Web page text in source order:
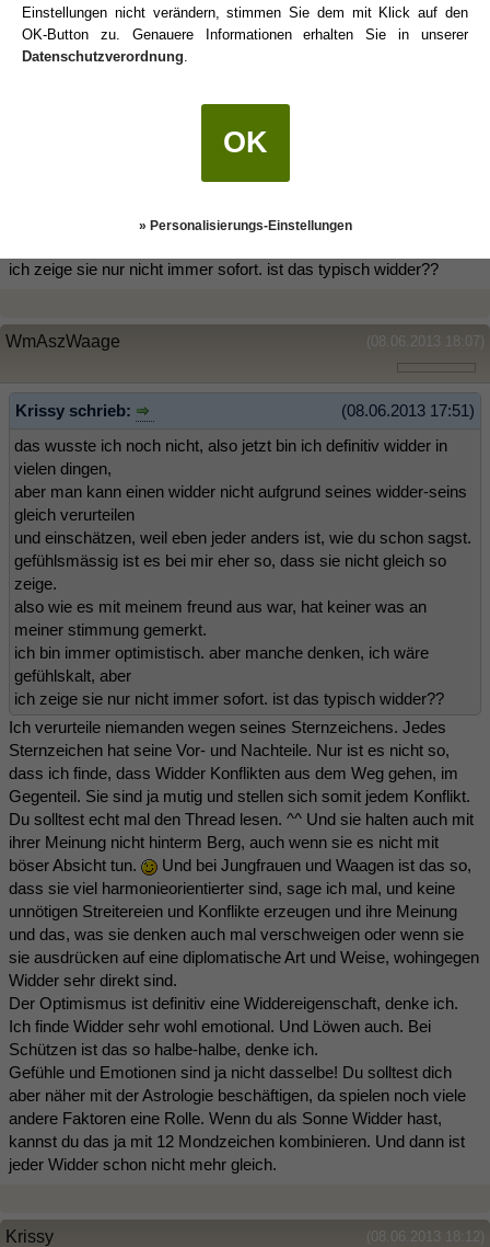
das wusste ich noch nicht, also jetzt bin ich definitiv widder in
vielen dingen,
aber man kann einen widder nicht aufgrund seines widder-seins
und einschätzen, weil eben jeder anders ist, wie du schon sagst.
gefühlsmässig ist es bei mir eher so, dass sie nicht gleich so
also wie es mit meinem freund aus war, hat keiner was an meiner
ich bin immer optimistisch. aber manche denken, ich wäre
ich zeige sie nur nicht immer sofort. ist das typisch widder??
(08.06.2013 18:07)
WmAszWaage
(08.06.2013 17:51)
Krissy schrieb:
das wusste ich noch nicht, also jetzt bin ich definitiv widder in
vielen dingen,
aber man kann einen widder nicht aufgrund seines widder-seins
gleich verurteilen
und einschätzen, weil eben jeder anders ist, wie du schon sagst.
gefühlsmässig ist es bei mir eher so, dass sie nicht gleich so
zeige.
also wie es mit meinem freund aus war, hat keiner was an
meiner stimmung gemerkt.
ich bin immer optimistisch. aber manche denken, ich wäre
gefühlskalt, aber
ich zeige sie nur nicht immer sofort. ist das typisch widder??
Ich verurteile niemanden wegen seines Sternzeichens. Jedes
Sternzeichen hat seine Vor- und Nachteile. Nur ist es nicht so,
dass ich finde, dass Widder Konflikten aus dem Weg gehen, im
Gegenteil. Sie sind ja mutig und stellen sich somit jedem Konflikt.
Du solltest echt mal den Thread lesen. ^^ Und sie halten auch mit
ihrer Meinung nicht hinterm Berg, auch wenn sie es nicht mit
böser Absicht tun.
Und bei Jungfrauen und Waagen ist das so,
dass sie viel harmonieorientierter sind, sage ich mal, und keine
unnötigen Streitereien und Konflikte erzeugen und ihre Meinung
und das, was sie denken auch mal verschweigen oder wenn sie
sie ausdrücken auf eine diplomatische Art und Weise, wohingegen
Widder sehr direkt sind.
Der Optimismus ist definitiv eine Widdereigenschaft, denke ich.
Ich finde Widder sehr wohl emotional. Und Löwen auch. Bei
Schützen ist das so halbe-halbe, denke ich.
Gefühle und Emotionen sind ja nicht dasselbe! Du solltest dich
aber näher mit der Astrologie beschäftigen, da spielen noch viele
andere Faktoren eine Rolle. Wenn du als Sonne Widder hast,
kannst du das ja mit 12 Mondzeichen kombinieren. Und dann ist
jeder Widder schon nicht mehr gleich.
(08.06.2013 18:12)
Krissy
Einstellungen nicht verändern, stimmen Sie dem mit Klick auf den
OK-Button zu. Genauere Informationen erhalten Sie in unserer
Datenschutzverordnung
OK
» Personalisierungs-Einstellungen